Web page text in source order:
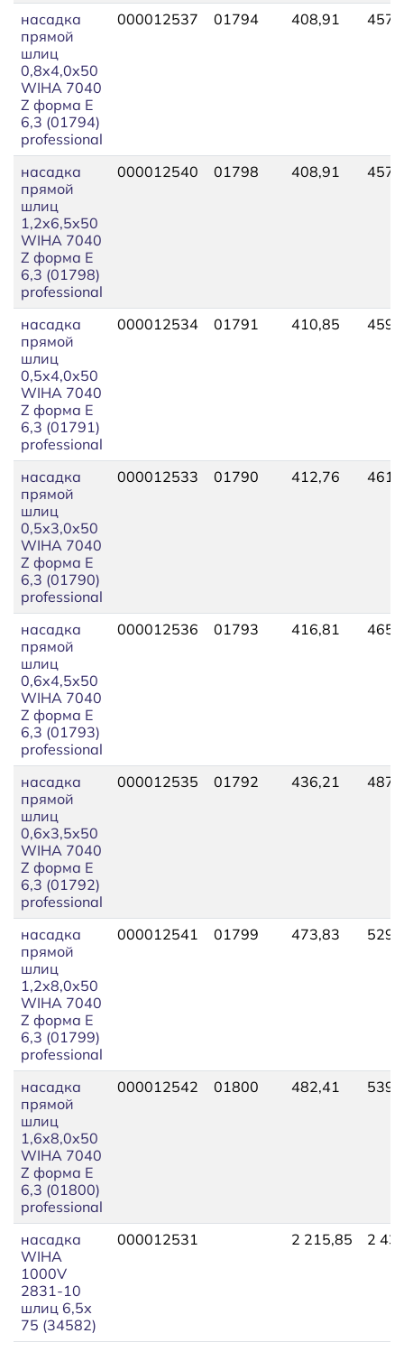
насадка
прямой
шлиц
0,8x4,0x50
WIHA 7040
Z форма E
6,3 (01794)
professional
000012537 01794 408,91
насадка
прямой
шлиц
1,2x6,5x50
WIHA 7040
Z форма E
6,3 (01798)
professional
000012540 01798 408,91
насадка
прямой
шлиц
0,5x4,0x50
WIHA 7040
Z форма E
6,3 (01791)
professional
000012534 01791 410,85
насадка
прямой
шлиц
0,5x3,0x50
WIHA 7040
Z форма E
6,3 (01790)
professional
000012533 01790 412,76
насадка
прямой
шлиц
0,6x4,5x50
WIHA 7040
Z форма E
6,3 (01793)
professional
000012536 01793 416,81
насадка
прямой
шлиц
0,6x3,5x50
WIHA 7040
Z форма E
6,3 (01792)
professional
000012535 01792 436,21
насадка
прямой
шлиц
1,2x8,0x50
WIHA 7040
Z форма E
6,3 (01799)
professional
000012541 01799 473,83
насадка
прямой
шлиц
1,6x8,0x50
WIHA 7040
Z форма E
6,3 (01800)
professional
000012542 01800 482,41
насадка
WIHA
1000V
2831-10
шлиц 6,5х
75 (34582)
000012531 2 215,85 2